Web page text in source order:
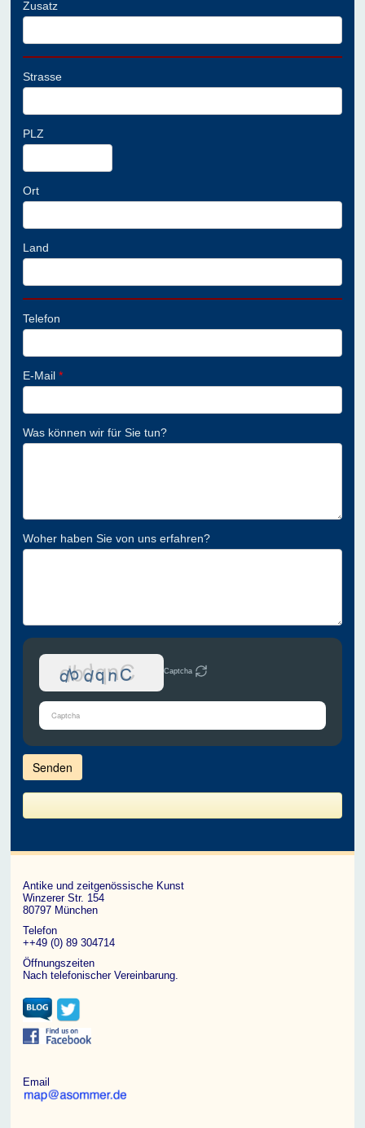
Zusatz
Strasse
PLZ
Ort
Land
Telefon
E-Mail*
Was können wir für Sie tun?
Woher haben Sie von uns erfahren?
Captcha
gib
die
im
CAPTCHA
angezeigten
bestätigen,
ein
Mensch
bist.
Antike und zeitgenössische Kunst
Winzerer Str. 154
80797 München
Telefon
++49 (0) 89 304714
Öffnungszeiten
Nach telefonischer Vereinbarung.
Email